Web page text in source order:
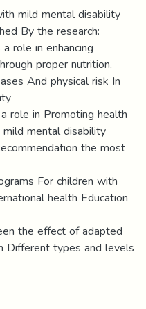
mild mental disability
By the research:
role in enhancing
proper nutrition,
And physical risk In
role in Promoting health
mental disability
the most
For children with
health Education
the effect of adapted
Different types and levels